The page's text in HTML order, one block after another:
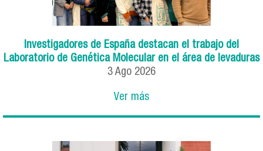
Investigadores de España destacan el trabajo del
Laboratorio de Genética Molecular en el área de levaduras
3 Ago 2026
Ver más